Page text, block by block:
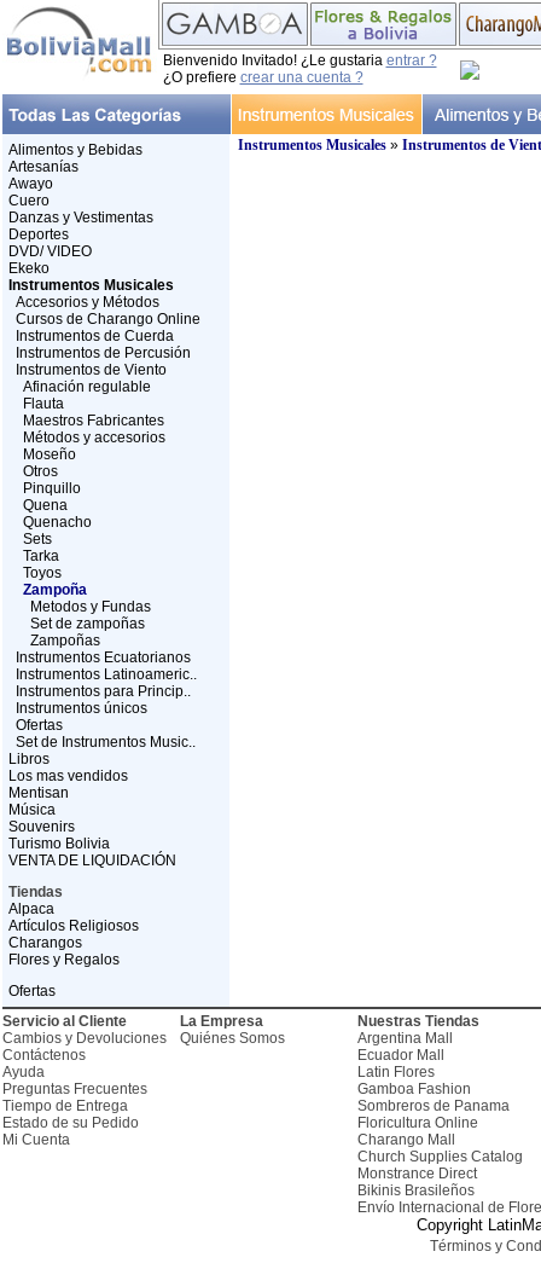
Bienvenido Invitado! ¿Le gustaria entrar ?
¿O prefiere crear una cuenta ?
Alimentos y Bebidas
Artesanías
Awayo
Cuero
Danzas y Vestimentas
Deportes
DVD/ VIDEO
Ekeko
Instrumentos Musicales
Accesorios y Métodos
Cursos de Charango Online
Instrumentos de Cuerda
Instrumentos de Percusión
Instrumentos de Viento
Afinación regulable
Flauta
Maestros Fabricantes
Métodos y accesorios
Moseño
Otros
Pinquillo
Quena
Quenacho
Sets
Tarka
Toyos
Zampoña
Metodos y Fundas
Set de zampoñas
Zampoñas
Instrumentos Ecuatorianos
Instrumentos Latinoameric..
Instrumentos para Princip..
Instrumentos únicos
Ofertas
Set de Instrumentos Music..
Libros
Los mas vendidos
Mentisan
Música
Souvenirs
Turismo Bolivia
VENTA DE LIQUIDACIÓN
Tiendas
Alpaca
Artículos Religiosos
Charangos
Flores y Regalos
Ofertas
Instrumentos Musicales» Instrumentos de
Servicio al Cliente
Cambios y Devoluciones
Contáctenos
Ayuda
Preguntas Frecuentes
Tiempo de Entrega
Estado de su Pedido
Mi Cuenta
La Empresa
Quiénes Somos
Nuestras Tiendas
Argentina Mall
Ecuador Mall
Latin Flores
Gamboa Fashion
Sombreros de Panama
Floricultura Online
Charango Mall
Church Supplies Catalog
Monstrance Direct
Bikinis Brasileños
Envío Internacional de
Copyright
Términos y